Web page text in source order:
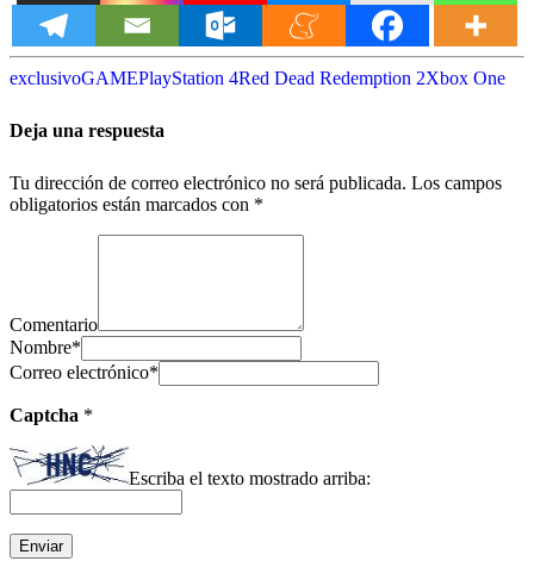
exclusivoGAMEPlayStation 4Red Dead Redemption 2Xbox One
Deja una respuesta
Tu dirección de correo electrónico no será publicada. Los campos
obligatorios están marcados con *
Comentario
Nombre*
Correo electrónico*
Captcha *
Escriba el texto mostrado arriba: